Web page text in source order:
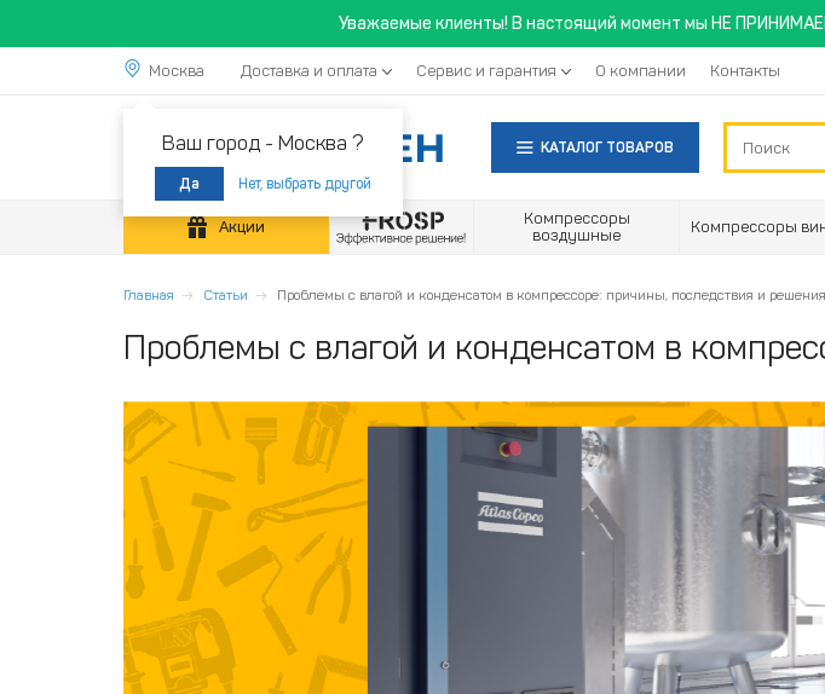
Уважаемые клиенты! В настоящий момент мы НЕ
Москва
Ваш город - Москва ?
Да Нет, выбрать другой
Доставка и оплата Сервис и гарантия О компании Контакты
КАТАЛОГ ТОВАРОВ
Акции
Компрессоры
воздушные
Компрессоры
Главная Статьи Проблемы с влагой и конденсатом в компрессоре: причины, последствия и решения
Проблемы с влагой и конденсатом в